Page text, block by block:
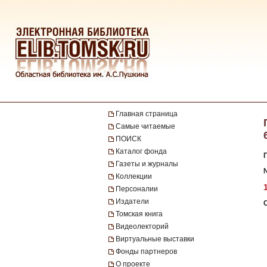
Главная страница
Самые читаемые
ПОИСК
Каталог фонда
Газеты и журналы
Коллекции
Персоналии
Издатели
Томская книга
Видеолекторий
Виртуальные выставки
Фонды партнеров
О проекте